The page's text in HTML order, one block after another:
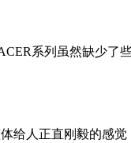
系列虽然缺少了
给人正直刚毅的感